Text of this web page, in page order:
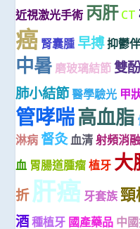
近視激光手術 丙肝 CT
癌 腎囊腫 早搏抑鬱
中暑 磨玻璃結節 雙
肺小結節醫學驗光 甲
管哮喘高血脂
淋病 督灸血清 射頻消融
血 胃腸道腫瘤 植牙 大
折 肝癌 牙套族
酒種植牙 國產藥品 中